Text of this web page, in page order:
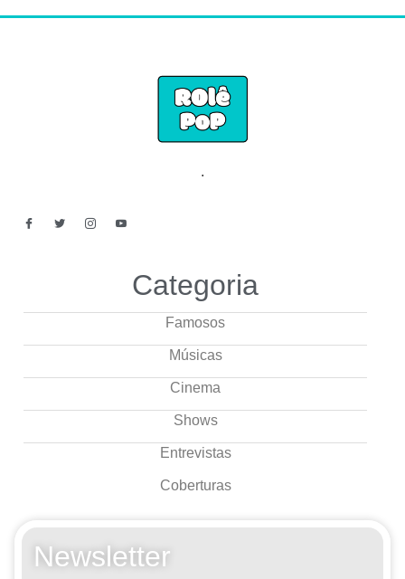
.
Categoria
Famosos
Músicas
Cinema
Shows
Entrevistas
Coberturas
Newsletter